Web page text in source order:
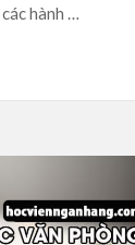
hành …